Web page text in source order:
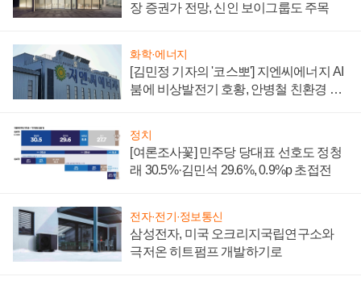
장 증권가 전망, 신인 보이그룹도 주목
화학·에너지
[김민정 기자의 '코스뽀'] 지엔씨에너지 AI
붐에 비상발전기 호황, 안병철 친환경 에
정치
[여론조사꽃] 민주당 당대표 선호도 정청
래 30.5%·김민석 29.6%, 0.9%p 초접전
전자·전기·정보통신
삼성전자, 미국 오크리지국립연구소와
극저온 히트펌프 개발하기로